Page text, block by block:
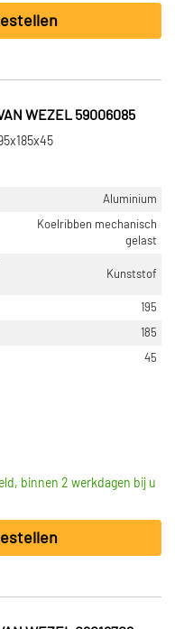
WEZEL 59006085
Aluminium
Koelribben mechanisch
gelast
Kunststof
195
185
45
binnen 2 werkdagen bij u